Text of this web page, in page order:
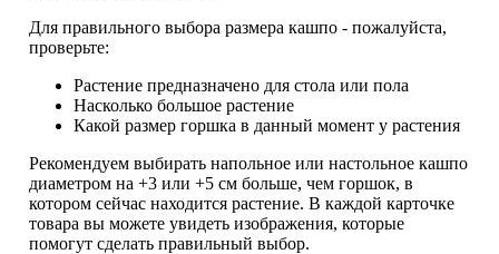
Для правильного выбора размера кашпо - пожалуйста,
проверьте:
Растение предназначено для стола или пола
Насколько большое растение
Какой размер горшка в данный момент у растения
Рекомендуем выбирать напольное или настольное кашпо
диаметром на +3 или +5 см больше, чем горшок, в
котором сейчас находится растение. В каждой карточке
товара вы можете увидеть изображения, которые
помогут сделать правильный выбор.